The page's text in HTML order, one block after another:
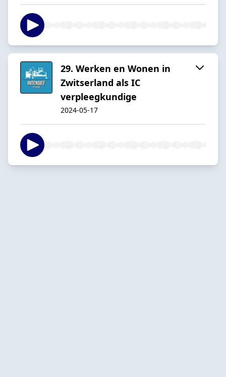
29. Werken en Wonen in
Zwitserland als IC
verpleegkundige
2024-05-17